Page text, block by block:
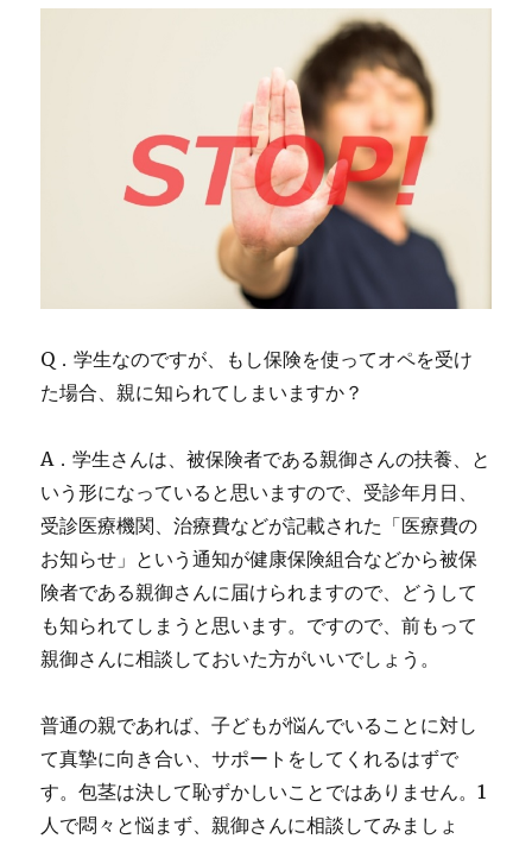
Q．学生なのですが、もし保険を使ってオペを受け
た場合、親に知られてしまいますか？
A．学生さんは、被保険者である親御さんの扶養、と
いう形になっていると思いますので、受診年月日、
受診医療機関、治療費などが記載された「医療費の
お知らせ」という通知が健康保険組合などから被保
険者である親御さんに届けられますので、どうして
も知られてしまうと思います。ですので、前もって
親御さんに相談しておいた方がいいでしょう。
普通の親であれば、子どもが悩んでいることに対し
て真摯に向き合い、サポートをしてくれるはずで
す。包茎は決して恥ずかしいことではありません。1
人で悶々と悩まず、親御さんに相談してみましょ